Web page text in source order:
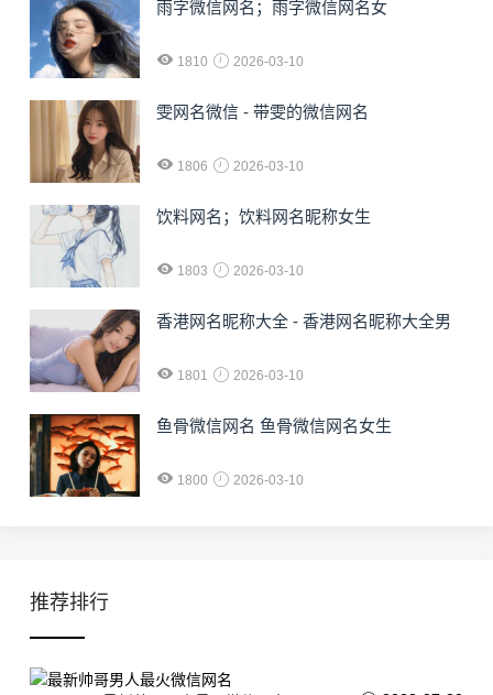
雨字微信网名；雨字微信网名女
1810 2026-03-10
雯网名微信 - 带雯的微信网名
1806 2026-03-10
饮料网名；饮料网名昵称女生
1803 2026-03-10
香港网名昵称大全 - 香港网名昵称大全男
1801 2026-03-10
鱼骨微信网名 鱼骨微信网名女生
1800 2026-03-10
推荐排行